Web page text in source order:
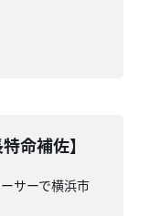
命補佐】
サーで横浜市